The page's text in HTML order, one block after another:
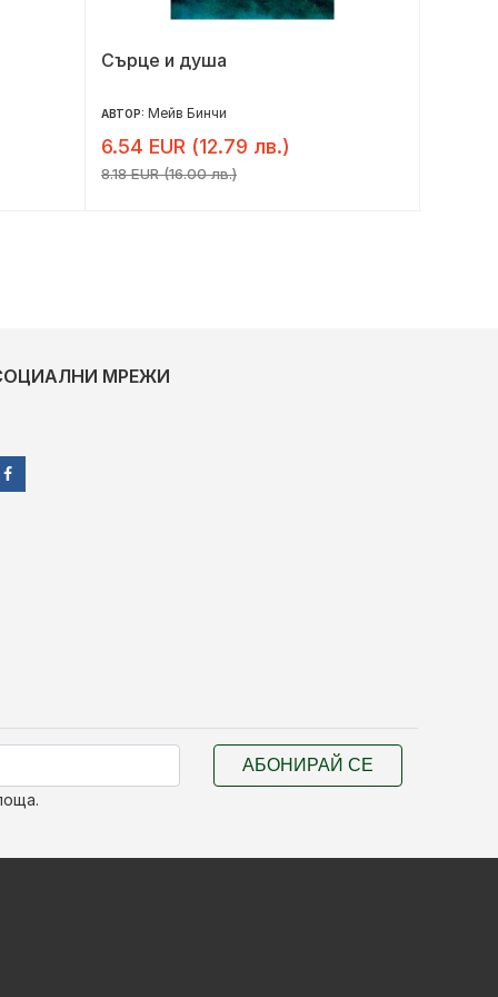
Сърце и душа
АВТОР: Мейв Бинчи
6.54 EUR (12.79 лв.)
8.18 EUR (16.00 лв.)
МРЕЖИ
АБОНИРАЙ СЕ